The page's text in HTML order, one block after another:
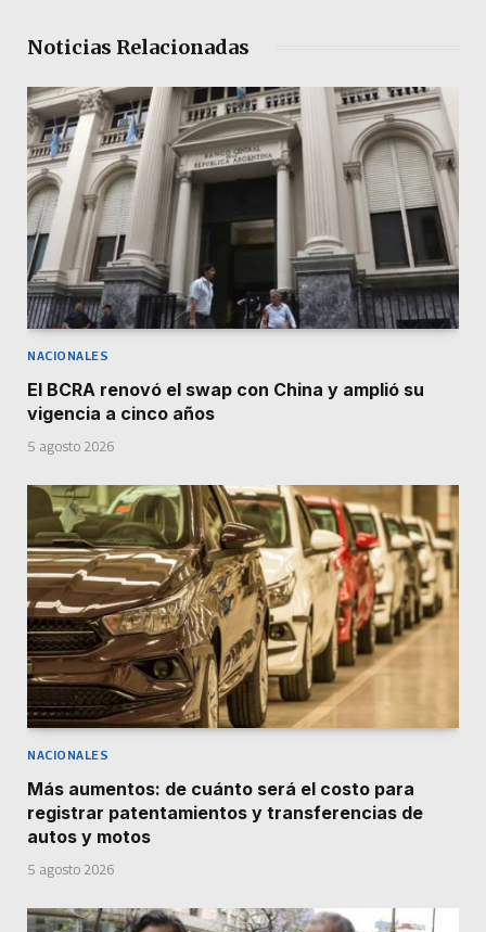
Noticias Relacionadas
NACIONALES
El BCRA renovó el swap con China y amplió su
vigencia a cinco años
5 agosto 2026
NACIONALES
Más aumentos: de cuánto será el costo para
registrar patentamientos y transferencias de
autos y motos
5 agosto 2026